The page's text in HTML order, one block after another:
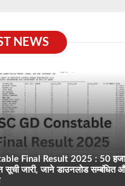
NEWS
Final Result 2025 : 50
सूची जारी, जाने डाउनलोड सम्बंधित